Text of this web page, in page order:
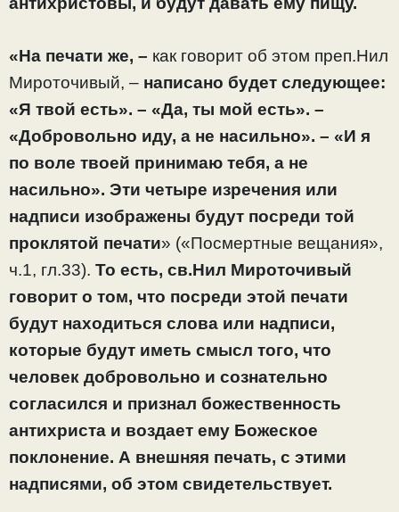
«На печати же, – как говорит об этом преп.Нил
Мироточивый, – написано будет следующее:
«Я твой есть». – «Да, ты мой есть». –
«Добровольно иду, а не насильно». – «И я
по воле твоей принимаю тебя, а не
насильно». Эти четыре изречения или
надписи изображены будут посреди той
проклятой печати» («Посмертные вещания»,
ч.1, гл.33). То есть, св.Нил Мироточивый
говорит о том, что посреди этой печати
будут находиться слова или надписи,
которые будут иметь смысл того, что
человек добровольно и сознательно
согласился и признал божественность
антихриста и воздает ему Божеское
поклонение. А внешняя печать, с этими
надписями, об этом свидетельствует.